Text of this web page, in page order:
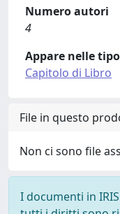
Numero autori
4
Appare nelle
Capitolo di Libro
File in questo
Non ci sono file
I documenti in